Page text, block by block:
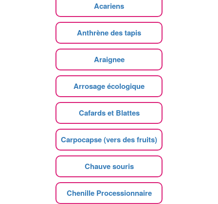
Acariens
Anthrène des tapis
Araignee
Arrosage écologique
Cafards et Blattes
Carpocapse (vers des fruits)
Chauve souris
Chenille Processionnaire